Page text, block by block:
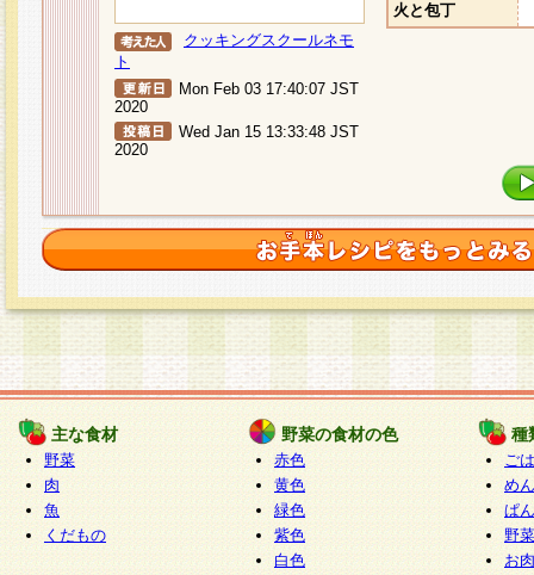
クッキングスクールネモ
ト
Mon Feb 03 17:40:07 JST
2020
Wed Jan 15 13:33:48 JST
2020
火と包丁
主な食材
野菜
肉
魚
くだもの
野菜の食材の色
赤色
黄色
緑色
紫色
白色
種
ご
めん
ぱん
野
お